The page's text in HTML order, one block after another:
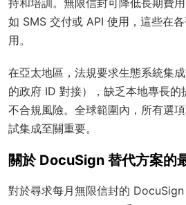
如 SMS 交付或 API 使用，這些在
用。
在亞太地區，法規要求生態系統集
的政府 ID 對接），缺乏本地專長的
不合規風險。全球範圍內，所有選
試集成至關重要。
關於 DocuSign 替代方案的
對於尋求每月無限信封的